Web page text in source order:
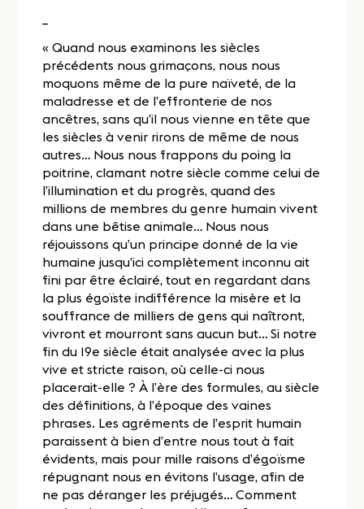
« Quand nous examinons les siècles
précédents nous grimaçons, nous nous
moquons même de la pure naïveté, de la
maladresse et de l’effronterie de nos
ancêtres, sans qu’il nous vienne en tête que
les siècles à venir rirons de même de nous
autres… Nous nous frappons du poing la
poitrine, clamant notre siècle comme celui de
l’illumination et du progrès, quand des
millions de membres du genre humain vivent
dans une bêtise animale… Nous nous
réjouissons qu’un principe donné de la vie
humaine jusqu’ici complètement inconnu ait
fini par être éclairé, tout en regardant dans
la plus égoïste indifférence la misère et la
souffrance de milliers de gens qui naîtront,
vivront et mourront sans aucun but… Si notre
fin du 19e siècle était analysée avec la plus
vive et stricte raison, où celle-ci nous
placerait-elle ? À l’ère des formules, au siècle
des définitions, à l’époque des vaines
phrases. Les agréments de l’esprit humain
paraissent à bien d’entre nous tout à fait
évidents, mais pour mille raisons d’égoïsme
répugnant nous en évitons l’usage, afin de
ne pas déranger les préjugés… Comment